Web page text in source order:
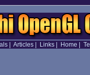
| Articles| Links| Home